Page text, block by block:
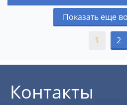
Показать еще
1 2
Контакты